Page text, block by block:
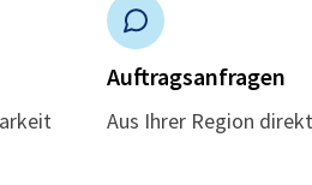
Auftragsanfragen
Aus Ihrer Region